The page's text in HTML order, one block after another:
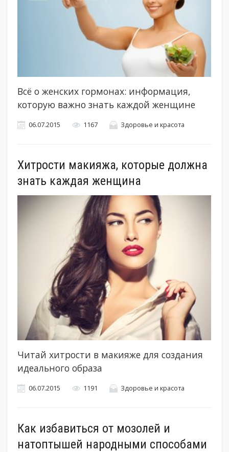
Всё о женских гормонах: информация,
которую важно знать каждой женщине
06.07.2015 1167 Здоровье и красота
Хитрости макияжа, которые должна
знать каждая женщина
Читай хитрости в макияже для создания
идеального образа
06.07.2015 1191 Здоровье и красота
Как избавиться от мозолей и
натоптышей народными способами